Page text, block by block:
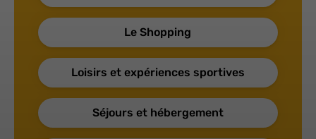
Le Shopping
Loisirs et expériences sportives
Séjours et hébergement